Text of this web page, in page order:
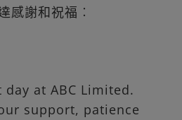
感謝和祝福︰
at ABC Limited.
support, patience